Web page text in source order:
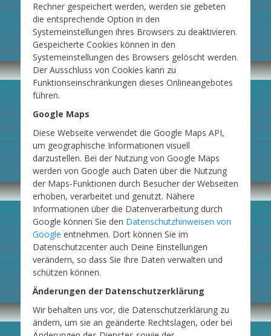
Rechner gespeichert werden, werden sie gebeten
die entsprechende Option in den
Systemeinstellungen ihres Browsers zu deaktivieren.
Gespeicherte Cookies können in den
Systemeinstellungen des Browsers gelöscht werden.
Der Ausschluss von Cookies kann zu
Funktionseinschränkungen dieses Onlineangebotes
führen.
Google Maps
Diese Webseite verwendet die Google Maps API,
um geographische Informationen visuell
darzustellen. Bei der Nutzung von Google Maps
werden von Google auch Daten über die Nutzung
der Maps-Funktionen durch Besucher der Webseiten
erhoben, verarbeitet und genutzt. Nähere
Informationen über die Datenverarbeitung durch
Google können Sie den Datenschutzhinweisen von
Google entnehmen. Dort können Sie im
Datenschutzcenter auch Deine Einstellungen
verändern, so dass Sie Ihre Daten verwalten und
schützen können.
Änderungen der Datenschutzerklärung
Wir behalten uns vor, die Datenschutzerklärung zu
ändern, um sie an geänderte Rechtslagen, oder bei